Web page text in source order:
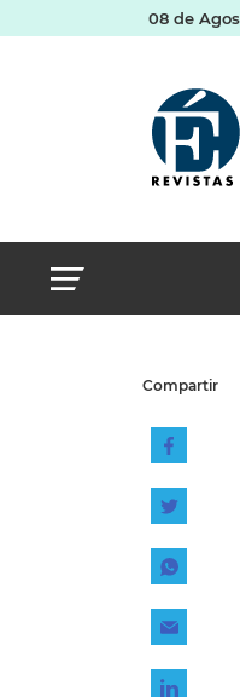
08 de
Compartir